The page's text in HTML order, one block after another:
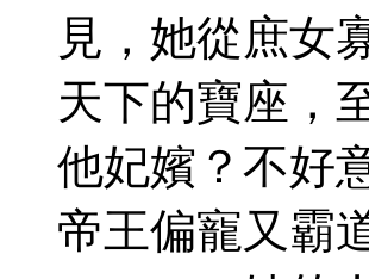
見，她從庶女
天下的寶座，
他妃嬪？不好
帝王偏寵又霸